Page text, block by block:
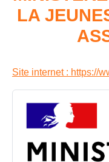
LA
Site internet : https://